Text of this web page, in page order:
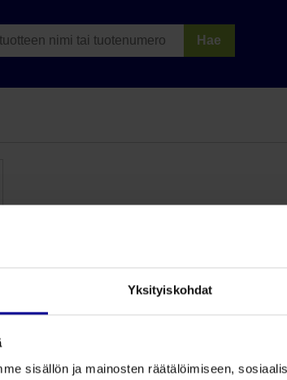
Yksityiskohdat
sisällön ja mainosten räätälöimiseen,
Hae